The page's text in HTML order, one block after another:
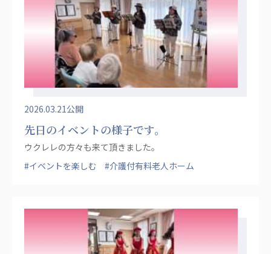
特定非営利活動法人アート応援隊
Mediclude 株式会社アジアメデカ元気事業団
株式会社フラワーコミュニティ放送
Medicare Lead Japan
株式会社日本医科学研究所
特定非営利活動法人共生フォーラム
特定非営利活動法人日本医療福祉機構
株式会社アメックファーマシー
2026.03.21公開
先日のイベントの様子です。
ウクレレの方々も来て頂きました。
#イベントを楽しむ
#介護付有料老人ホーム